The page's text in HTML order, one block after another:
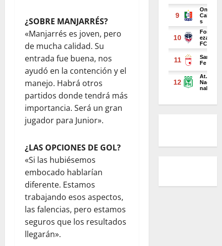
¿SOBRE MANJARRÉS?
«Manjarrés es joven, pero
de mucha calidad. Su
entrada fue buena, nos
ayudó en la contención y el
manejo. Habrá otros
partidos donde tendrá más
importancia. Será un gran
jugador para Junior».
¿LAS OPCIONES DE GOL?
«Si las hubiésemos
embocado hablarían
diferente. Estamos
trabajando esos aspectos,
las falencias, pero estamos
seguros que los resultados
llegarán».